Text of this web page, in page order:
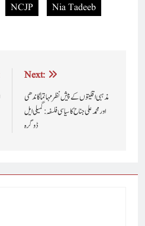
NCJP
Nia Tadeeb
Next:
اور محمد علی جناح کا سیاسی فلسفہ : گمیلی ایل
ڈوگرہ